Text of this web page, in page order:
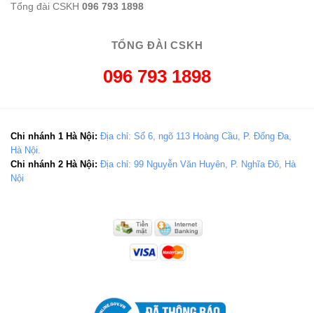
Tổng đài CSKH 096 793 1898
TỔNG ĐÀI CSKH
096 793 1898
Chi nhánh 1 Hà Nội: Địa chỉ: Số 6, ngõ 113 Hoàng Cầu, P. Đống Đa,
Hà Nội.
Chi nhánh 2 Hà Nội: Địa chỉ: 99 Nguyễn Văn Huyên, P. Nghĩa Đô, Hà
Nội